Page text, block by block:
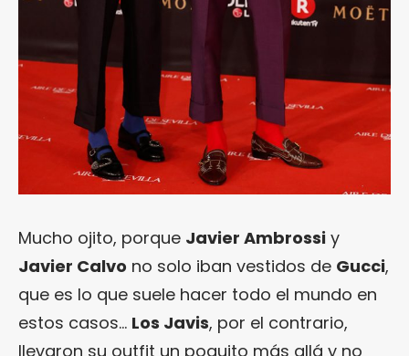
Mucho ojito, porque Javier Ambrossi y
Javier Calvo no solo iban vestidos de Gucci,
que es lo que suele hacer todo el mundo en
estos casos… Los Javis, por el contrario,
llevaron su outfit un poquito más allá y no